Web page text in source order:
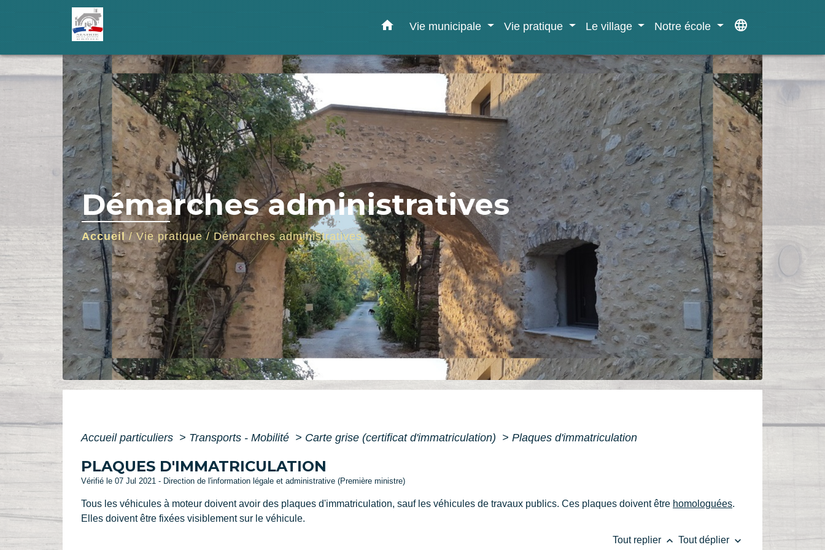
home Vie municipale Vie pratique Le village Notre école language
Démarches administratives
Accueil /Vie pratique/Démarches administratives
Accueil particuliers > Transports - Mobilité > Carte grise (certificat d'immatriculation) > Plaques d'immatriculation
PLAQUES D'IMMATRICULATION
Vérifié le 07 Jul 2021 - Direction de l'information légale et administrative (Première ministre)
Tous les véhicules à moteur doivent avoir des plaques d'immatriculation, sauf les véhicules de travaux publics. Ces plaques doivent être homologuées.
Elles doivent être fixées visiblement sur le véhicule.
Tout replier keyboard_arrow_up Tout déplier keyboard_arrow_down